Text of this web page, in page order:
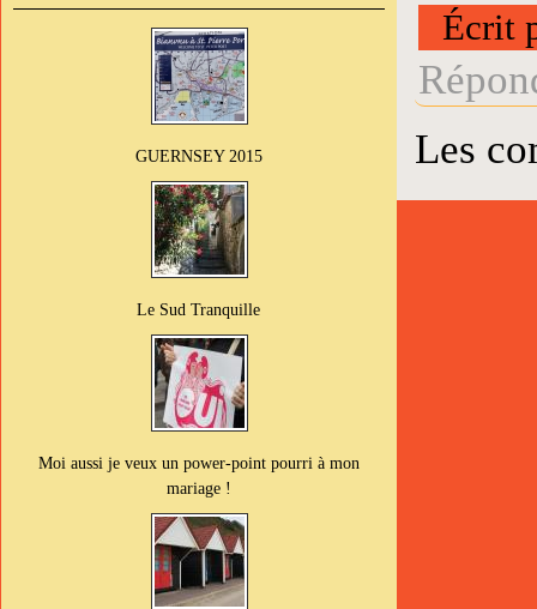
GUERNSEY 2015
Le Sud Tranquille
Moi aussi je veux un power-point pourri à mon
mariage !
Écrit
Les